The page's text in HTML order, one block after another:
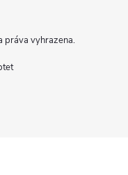
práva vyhrazena.